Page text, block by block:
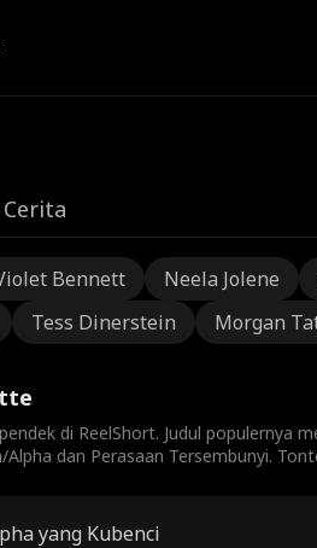
Bennett Neela Jolene
Tess Dinerstein Morgan
di ReelShort. Judul populernya
dan Perasaan Tersembunyi.
yang Kubenci